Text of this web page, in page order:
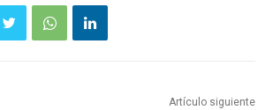
Artículo siguiente